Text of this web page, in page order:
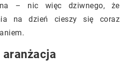
– nic więc dziwnego, że
na dzień cieszy się coraz